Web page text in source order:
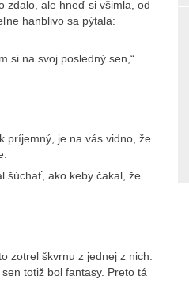
zdalo, ale hneď si všimla, od
hanblivo sa pýtala:
si na svoj posledný sen,“
príjemný, je na vás vidno, že
šúchať, ako keby čakal, že
zotrel škvrnu z jednej z nich.
totiž bol fantasy. Preto tá